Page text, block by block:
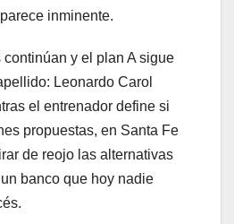
inminente.
continúan y el plan A sigue
Leonardo Carol
el entrenador define si
propuestas, en Santa Fe
de reojo las alternativas
banco que hoy nadie